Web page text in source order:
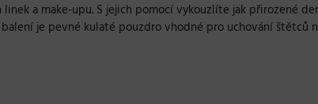
a make-upu. S jejich pomocí vykouzlíte jak přirozené
je pevné kulaté pouzdro vhodné pro uchování štětců